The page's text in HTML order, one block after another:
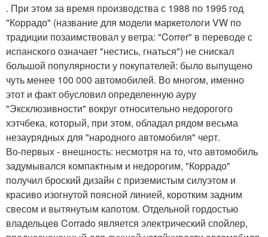
. При этом за время производства с 1988 по 1995 год
"Коррадо" (название для модели маркетологи VW по
традиции позаимствовал у ветра: "Correr" в переводе с
испанского означает "нестись, гнаться") не снискал
большой популярности у покупателей: было выпущено
чуть менее 100 000 автомобилей. Во многом, именно
этот и факт обусловил определенную ауру
"Эксклюзивности" вокруг относительно недорогого
хэтчбека, который, при этом, обладал рядом весьма
незаурядных для "народного автомобиля" черт.
Во-первых - внешность: несмотря на то, что автомобиль
задумывался компактным и недорогим, "Коррадо"
получил броский дизайн с приземистым силуэтом и
красиво изогнутой поясной линией, коротким задним
свесом и вытянутым капотом. Отдельной гордостью
владельцев Corrado является электрический спойлер,